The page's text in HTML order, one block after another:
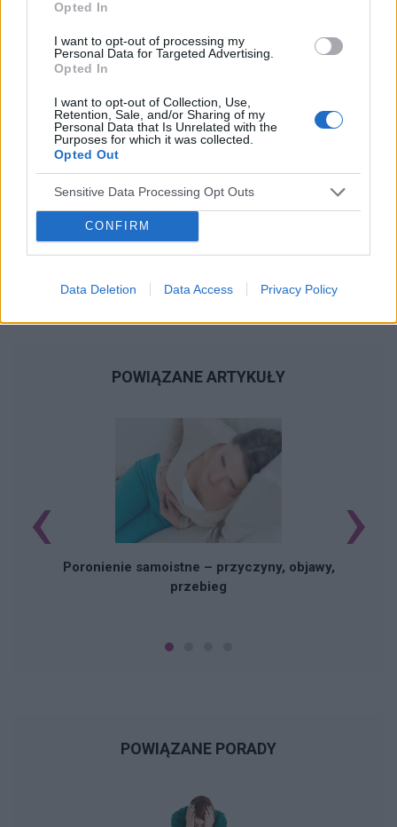
Opted In
I want to opt-out of processing my
Personal Data for Targeted Advertising.
Opted In
I want to opt-out of Collection, Use,
Retention, Sale, and/or Sharing of my
Personal Data that Is Unrelated with the
Purposes for which it was collected.
Opted Out
Sensitive Data Processing Opt Outs
CONFIRM
Data Deletion Data Access Privacy Policy
POWIĄZANE ARTYKUŁY
Poronienie samoistne – przyczyny, objawy,
przebieg
‹ ›
POWIĄZANE PORADY